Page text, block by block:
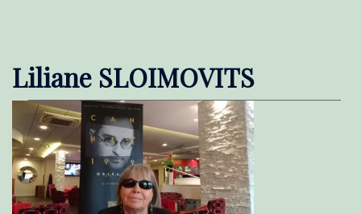
Liliane SLOIMOVITS